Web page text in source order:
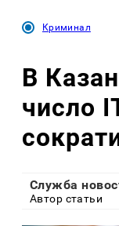
Криминал
В
число
Служба
Автор статьи